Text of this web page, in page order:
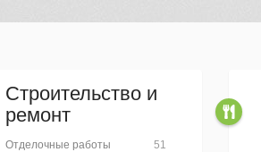
Строительство и
ремонт
51
Отделочные работы